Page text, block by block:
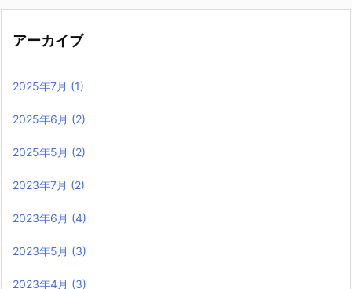
アーカイブ
2025年7月 (1)
2025年6月 (2)
2025年5月 (2)
2023年7月 (2)
2023年6月 (4)
2023年5月 (3)
2023年4月 (3)